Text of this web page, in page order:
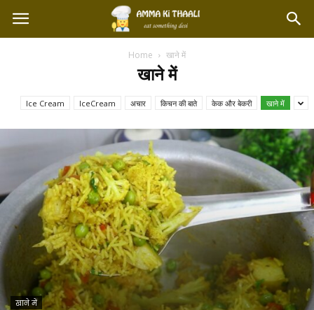
Home खाने में
खाने में
Ice Cream IceCream अचार किचन की बाते केक और बेकरी खाने में
खाने में